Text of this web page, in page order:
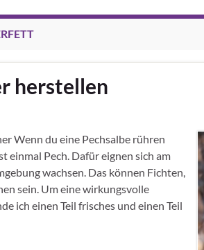
herstellen
Wenn du eine Pechsalbe rühren
einmal Pech. Dafür eignen sich am
wachsen. Das können Fichten,
sein. Um eine wirkungsvolle
ich einen Teil frisches und einen Teil